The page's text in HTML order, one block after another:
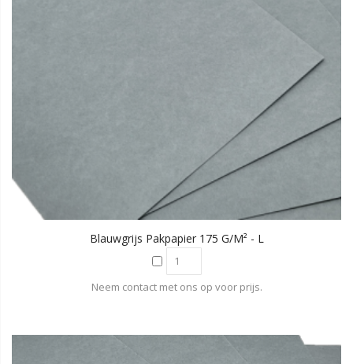
Blauwgrijs Pakpapier 175 G/m² - L
Neem contact met ons op voor prijs.